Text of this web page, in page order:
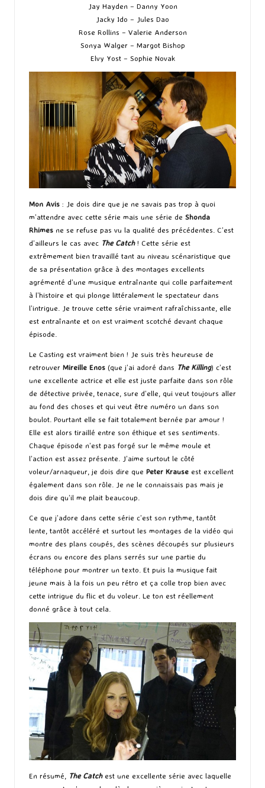
Jay Hayden – Danny Yoon
Jacky Ido – Jules Dao
Rose Rollins – Valerie Anderson
Sonya Walger – Margot Bishop
Elvy Yost – Sophie Novak
Mon Avis : Je dois dire que je ne savais pas trop à quoi
m’attendre avec cette série mais une série de Shonda
Rhimes ne se refuse pas vu la qualité des précédentes. C’est
d’ailleurs le cas avec The Catch! Cette série est
extrêmement bien travaillé tant au niveau scénaristique que
de sa présentation grâce à des montages excellents
agrémenté d’une musique entraînante qui colle parfaitement
à l’histoire et qui plonge littéralement le spectateur dans
l’intrigue. Je trouve cette série vraiment rafraîchissante, elle
est entraînante et on est vraiment scotché devant chaque
épisode.
Le Casting est vraiment bien ! Je suis très heureuse de
retrouver Mireille Enos (que j’ai adoré dans The Killing) c’est
une excellente actrice et elle est juste parfaite dans son rôle
de détective privée, tenace, sure d’elle, qui veut toujours aller
au fond des choses et qui veut être numéro un dans son
boulot. Pourtant elle se fait totalement bernée par amour !
Elle est alors tiraillé entre son éthique et ses sentiments.
Chaque épisode n’est pas forgé sur le même moule et
l’action est assez présente. J’aime surtout le côté
voleur/arnaqueur, je dois dire que Peter Krause est excellent
également dans son rôle. Je ne le connaissais pas mais je
dois dire qu’il me plait beaucoup.
Ce que j’adore dans cette série c’est son rythme, tantôt
lente, tantôt accéléré et surtout les montages de la vidéo qui
montre des plans coupés, des scènes découpés sur plusieurs
écrans ou encore des plans serrés sur une partie du
téléphone pour montrer un texto. Et puis la musique fait
jeune mais à la fois un peu rétro et ça colle trop bien avec
cette intrigue du flic et du voleur. Le ton est réellement
donné grâce à tout cela.
En résumé, The Catchest une excellente série avec laquelle